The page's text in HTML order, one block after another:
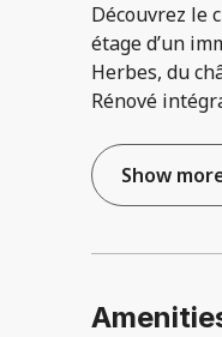
Découvrez le
étage d’un
Herbes, du
Rénové
Show